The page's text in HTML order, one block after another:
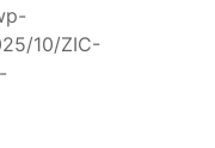
10/ZIC-